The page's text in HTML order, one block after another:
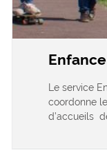
Le service
coordonne
d’accueils